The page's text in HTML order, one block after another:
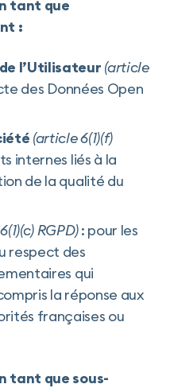
tant que
:
l’Utilisateur (article
des Données Open
(article 6(1)(f)
internes liés à la
de la qualité du
RGPD): pour les
respect des
qui
la réponse aux
françaises ou
tant que sous-